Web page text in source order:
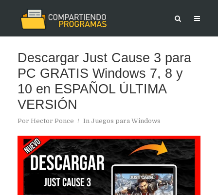
Descargar Just Cause 3 para
PC GRATIS Windows 7, 8 y
10 en ESPAÑOL ÚLTIMA
VERSIÓN
Por Hector Ponce In Juegos para Windows